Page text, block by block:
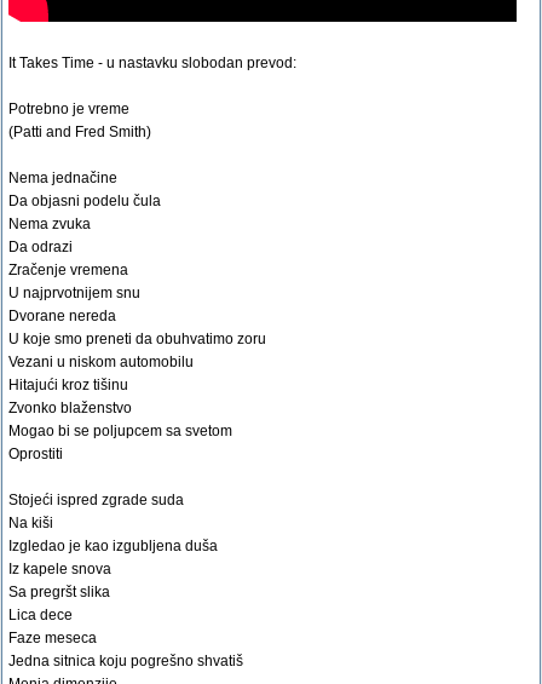
It Takes Time - u nastavku slobodan prevod:
Potrebno je vreme
(Patti and Fred Smith)
Nema jednačine
Da objasni podelu čula
Nema zvuka
Da odrazi
Zračenje vremena
U najprvotnijem snu
Dvorane nereda
U koje smo preneti da obuhvatimo zoru
Vezani u niskom automobilu
Hitajući kroz tišinu
Zvonko blaženstvo
Mogao bi se poljupcem sa svetom
Oprostiti
Stojeći ispred zgrade suda
Na kiši
Izgledao je kao izgubljena duša
Iz kapele snova
Sa pregršt slika
Lica dece
Faze meseca
Jedna sitnica koju pogrešno shvatiš